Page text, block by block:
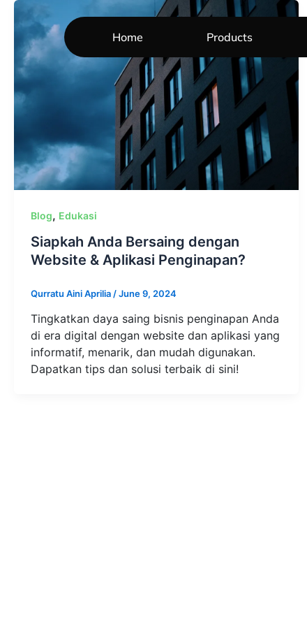
Skip
content
Home Products
Blog, Edukasi
Siapkah Anda Bersaing dengan
Website & Aplikasi Penginapan?
Qurratu Aini Aprilia /June 9, 2024
Tingkatkan daya saing bisnis penginapan Anda
di era digital dengan website dan aplikasi yang
informatif, menarik, dan mudah digunakan.
Dapatkan tips dan solusi terbaik di sini!